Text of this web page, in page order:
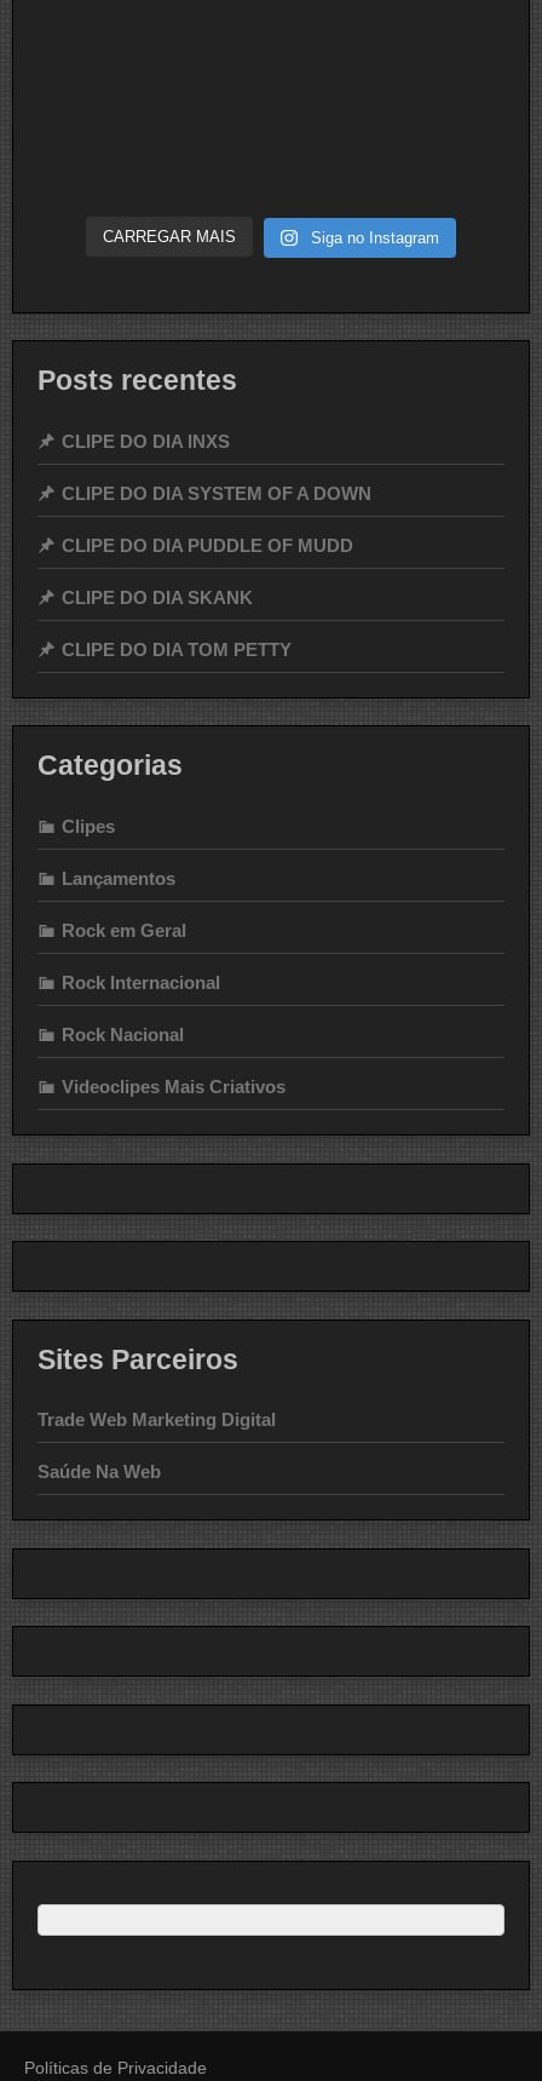
CARREGAR MAIS Siga no Instagram
Posts recentes
CLIPE DO DIA INXS
CLIPE DO DIA SYSTEM OF A DOWN
CLIPE DO DIA PUDDLE OF MUDD
CLIPE DO DIA SKANK
CLIPE DO DIA TOM PETTY
Categorias
Clipes
Lançamentos
Rock em Geral
Rock Internacional
Rock Nacional
Videoclipes Mais Criativos
Sites Parceiros
Trade Web Marketing Digital
Saúde Na Web
Políticas de Privacidade